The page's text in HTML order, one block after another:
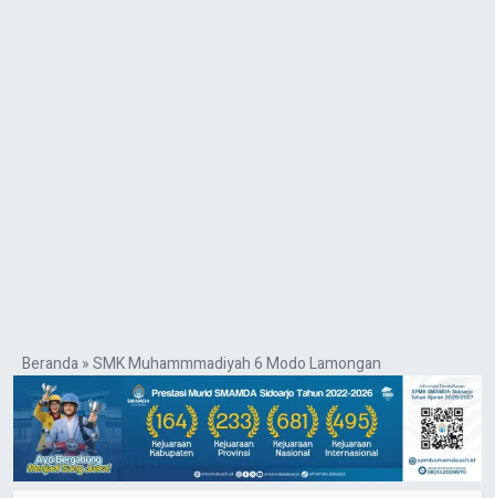
Beranda»SMK Muhammmadiyah 6 Modo Lamongan